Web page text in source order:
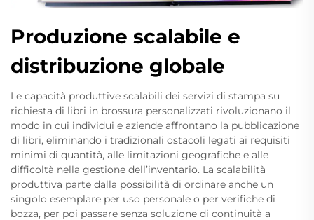
Produzione scalabile e
distribuzione globale
Le capacità produttive scalabili dei servizi di stampa su
richiesta di libri in brossura personalizzati rivoluzionano il
modo in cui individui e aziende affrontano la pubblicazione
di libri, eliminando i tradizionali ostacoli legati ai requisiti
minimi di quantità, alle limitazioni geografiche e alle
difficoltà nella gestione dell’inventario. La scalabilità
produttiva parte dalla possibilità di ordinare anche un
singolo esemplare per uso personale o per verifiche di
bozza, per poi passare senza soluzione di continuità a